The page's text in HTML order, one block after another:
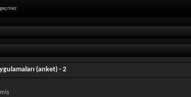
(anket) - 2